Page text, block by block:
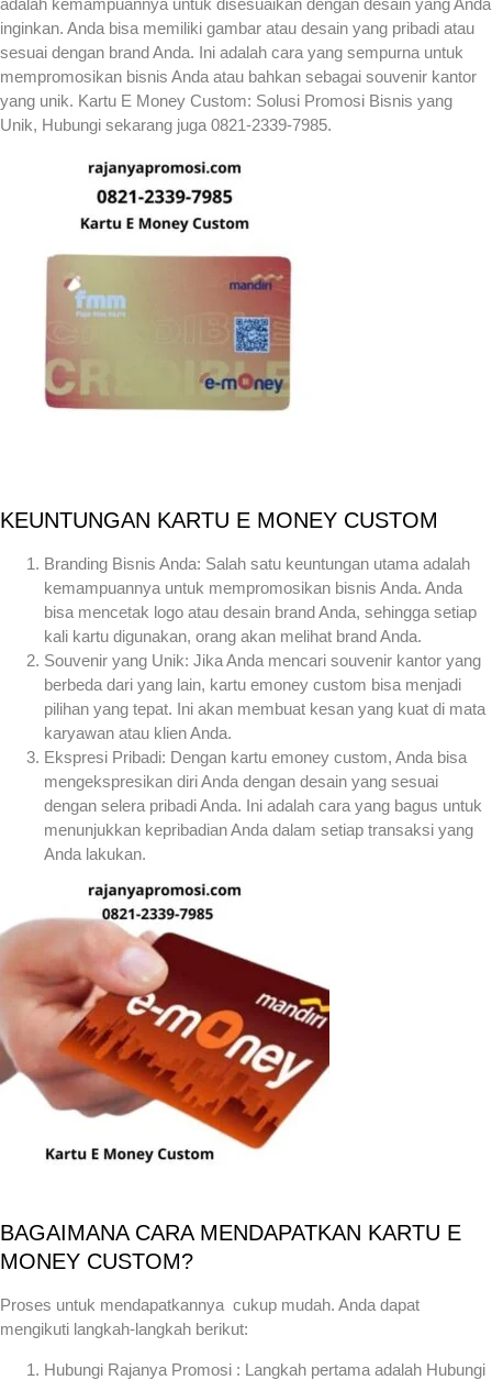
adalah kemampuannya untuk disesuaikan dengan desain yang Anda
inginkan. Anda bisa memiliki gambar atau desain yang pribadi atau
sesuai dengan brand Anda. Ini adalah cara yang sempurna untuk
mempromosikan bisnis Anda atau bahkan sebagai souvenir kantor
yang unik. Kartu E Money Custom: Solusi Promosi Bisnis yang
Unik, Hubungi sekarang juga 0821-2339-7985.
KEUNTUNGAN KARTU E MONEY CUSTOM
Branding Bisnis Anda: Salah satu keuntungan utama adalah
kemampuannya untuk mempromosikan bisnis Anda. Anda
bisa mencetak logo atau desain brand Anda, sehingga setiap
kali kartu digunakan, orang akan melihat brand Anda.
Souvenir yang Unik: Jika Anda mencari souvenir kantor yang
berbeda dari yang lain, kartu emoney custom bisa menjadi
pilihan yang tepat. Ini akan membuat kesan yang kuat di mata
karyawan atau klien Anda.
Ekspresi Pribadi: Dengan kartu emoney custom, Anda bisa
mengekspresikan diri Anda dengan desain yang sesuai
dengan selera pribadi Anda. Ini adalah cara yang bagus untuk
menunjukkan kepribadian Anda dalam setiap transaksi yang
Anda lakukan.
BAGAIMANA CARA MENDAPATKAN KARTU E
MONEY CUSTOM?
Proses untuk mendapatkannya cukup mudah. Anda dapat
mengikuti langkah-langkah berikut:
Hubungi Rajanya Promosi : Langkah pertama adalah Hubungi